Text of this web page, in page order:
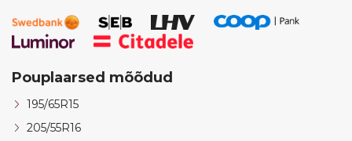
Pouplaarsed mõõdud
195/65R15
205/55R16